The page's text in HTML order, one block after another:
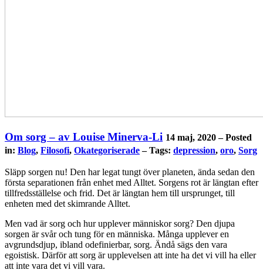
Om sorg – av Louise Minerva-Li 14 maj, 2020 – Posted
in: Blog, Filosofi, Okategoriserade– Tags: depression, oro, Sorg
Släpp sorgen nu! Den har legat tungt över planeten, ända sedan den
första separationen från enhet med Alltet. Sorgens rot är längtan efter
tillfredsställelse och frid. Det är längtan hem till ursprunget, till
enheten med det skimrande Alltet.
Men vad är sorg och hur upplever människor sorg? Den djupa
sorgen är svår och tung för en människa. Många upplever en
avgrundsdjup, ibland odefinierbar, sorg. Ändå sägs den vara
egoistisk. Därför att sorg är upplevelsen att inte ha det vi vill ha eller
att inte vara det vi vill vara.